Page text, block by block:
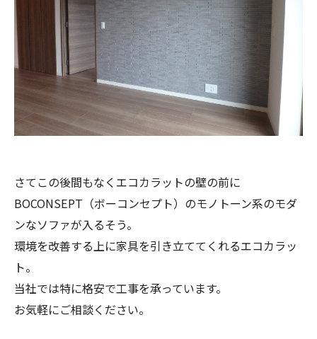
さてこの後間もなくエコカラットの壁の前に
BOCONSEPT（ボーコンセプト）のモノトーン系のモダ
ンなソファが入るそう。
環境を改善する上に家具を引き立ててくれるエコカラッ
ト。
当社では特に格安で工事を承っています。
お気軽にご相談ください。